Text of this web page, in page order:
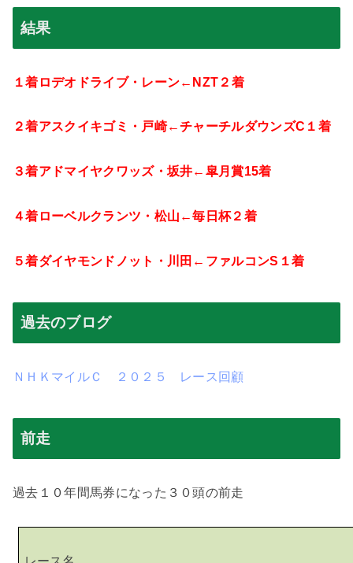
結果
１着ロデオドライブ・レーン← NZT ２着
２着アスクイキゴミ・戸崎←チャーチルダウンズC １着
３着アドマイヤクワッズ・坂井←皐月賞15着
４着ローベルクランツ・松山←毎日杯２着
５着ダイヤモンドノット・川田←ファルコンS １着
過去のブログ
ＮＨＫマイルＣ ２０２５ レース回顧
前走
過去１０年間馬券になった３０頭の前走